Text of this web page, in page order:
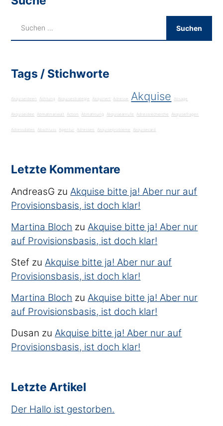
Tags / Stichworte
Akquiseideen Achtung Akquisestrategie Akquiriert Adresse Akquise Absage
Akquiseidee Abmahnanwalt Action Abmahnung Akquiseanrufe Adressrecherche Akquisefragen
Adressdaten Abschluss Agentur Adressen Akquiseprobleme Akquisecard
Letzte Kommentare
AndreasG zu Akquise bitte ja! Aber nur auf
Provisionsbasis, ist doch klar!
Martina Bloch zu Akquise bitte ja! Aber nur
auf Provisionsbasis, ist doch klar!
Stef zu Akquise bitte ja! Aber nur auf
Provisionsbasis, ist doch klar!
Martina Bloch zu Akquise bitte ja! Aber nur
auf Provisionsbasis, ist doch klar!
Dusan zu Akquise bitte ja! Aber nur auf
Provisionsbasis, ist doch klar!
Letzte Artikel
Der Hallo ist gestorben.